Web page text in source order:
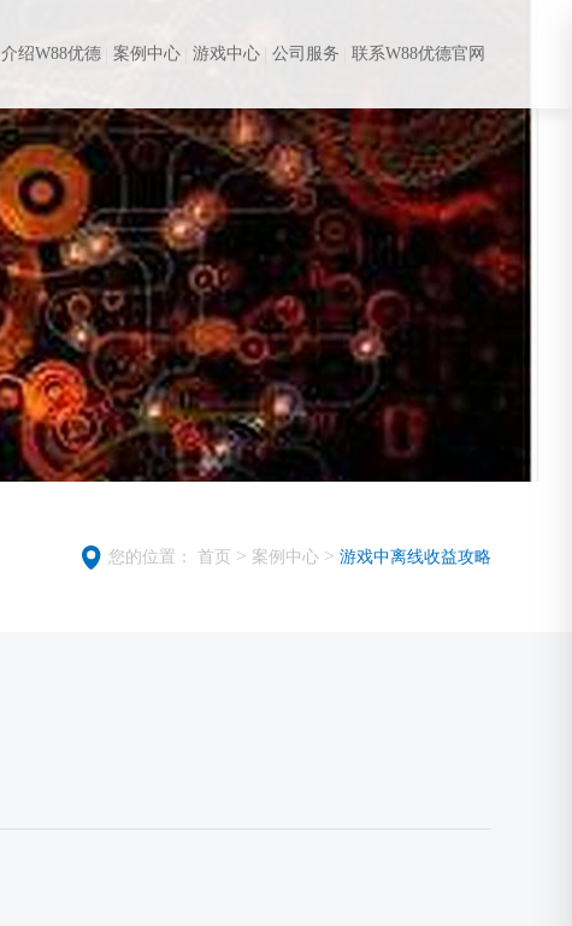
介绍W88优德 案例中心 游戏中心 公司服务 联系W88优德官网
您的位置： 首页 > 案例中心> 游戏中离线收益攻略